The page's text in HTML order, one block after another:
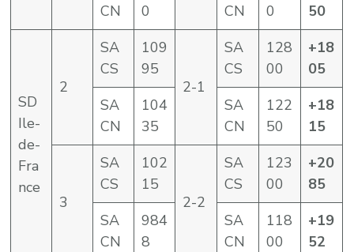
CN
0
CN
0
50
SD
Ile-
de-
Fra
nce
2
SA
CS
109
95
2-1
SA
CS
128
00
+18
05
SA
CN
104
35
SA
CN
122
50
+18
15
3
SA
CS
102
15
2-2
SA
CS
123
00
+20
85
SA
CN
984
8
SA
CN
118
00
+19
52